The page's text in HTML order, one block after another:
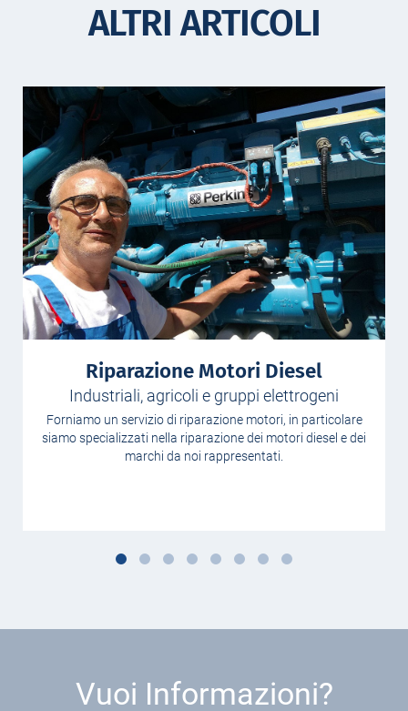
ALTRI ARTICOLI
e dei
Servizio Ricambi
Precisione e velocità
Offriamo un’ampia gamma di ricambi grazie
pluridecennale nel settore ed a network di aziende
con le quali siamo in costante contatto.
Vuoi Informazioni?